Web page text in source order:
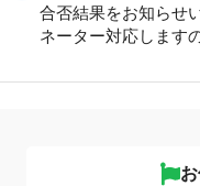
合否結果をお知らせ
ネーター対応します